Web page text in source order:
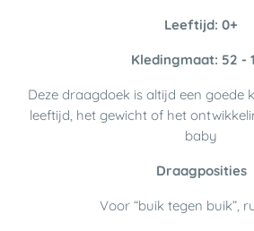
Leeftijd: 0+
Kledingmaat: 52 -
Deze draagdoek is altijd een goede
leeftijd, het gewicht of het
baby
Draagposities
Voor “buik tegen buik”,